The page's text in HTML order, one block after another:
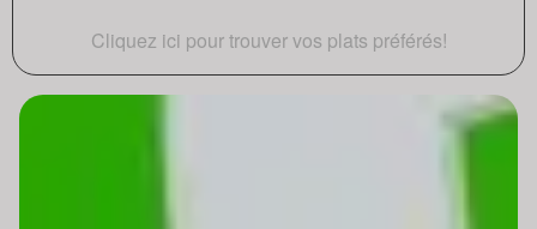
Cliquez ici pour trouver vos plats préférés!